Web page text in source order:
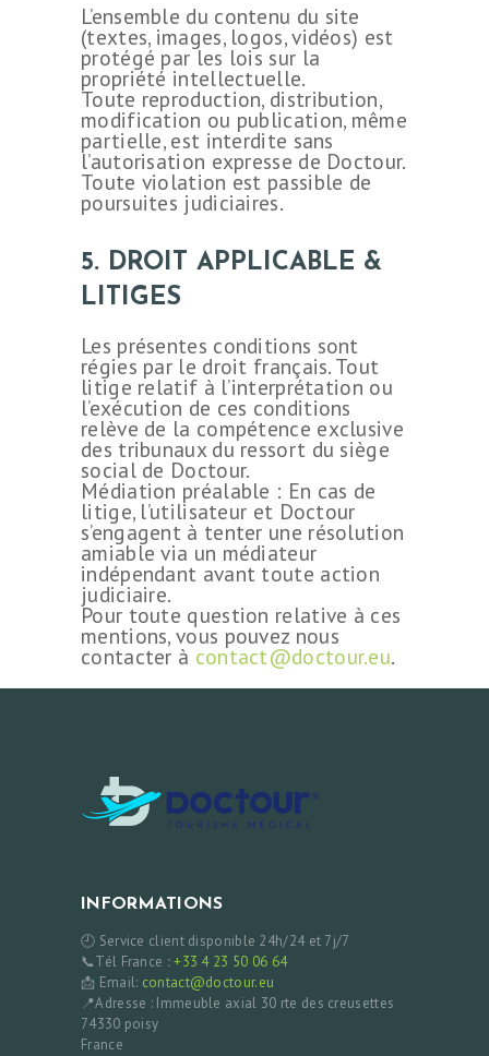
L’ensemble du contenu du site
(textes, images, logos, vidéos) est
protégé par les lois sur la
propriété intellectuelle.
Toute reproduction, distribution,
modification ou publication, même
partielle, est interdite sans
l’autorisation expresse de Doctour.
Toute violation est passible de
poursuites judiciaires.
5. DROIT APPLICABLE &
LITIGES
Les présentes conditions sont
régies par le droit français. Tout
litige relatif à l’interprétation ou
l’exécution de ces conditions
relève de la compétence exclusive
des tribunaux du ressort du siège
social de Doctour.
Médiation préalable : En cas de
litige, l’utilisateur et Doctour
s’engagent à tenter une résolution
amiable via un médiateur
indépendant avant toute action
judiciaire.
Pour toute question relative à ces
mentions, vous pouvez nous
contacter à contact@doctour.eu.
INFORMATIONS
🕘 Service client disponible 24h/24 et 7j/7
📞Tél France :+33 4 23 50 06 64
📩 Email: contact@doctour.eu
📍Adresse : Immeuble axial 30 rte des creusettes
74330 poisy
France